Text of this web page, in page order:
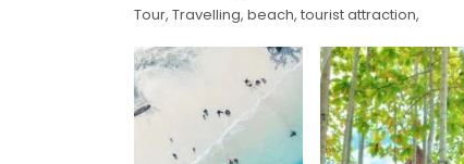
Tour, Travelling, beach, tourist attraction,